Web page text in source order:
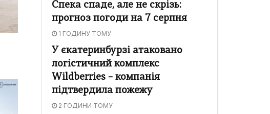
Спека спаде, але не скрізь:
прогноз погоди на 7 серпня
1 ГОДИНУ ТОМУ
У єкатеринбурзі атаковано
логістичний комплекс
Wildberries – компанія
підтвердила пожежу
2 ГОДИНИ ТОМУ